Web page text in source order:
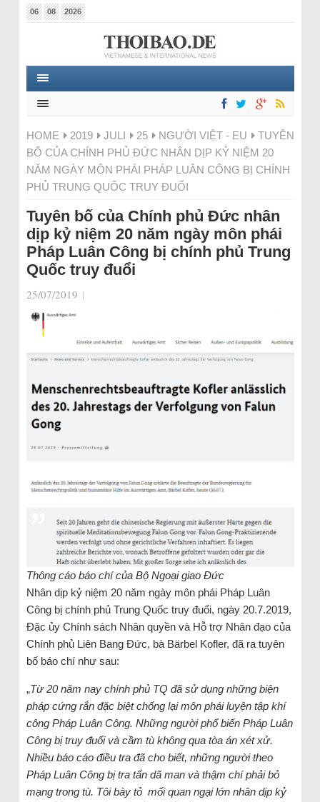
06 08 2026
HOME 2019 JULI 25 NGƯỜI VIỆT - EU
TUYÊN
BỐ CỦA CHÍNH PHỦ ĐỨC NHÂN DỊP KỶ NIỆM 20
NĂM NGÀY MÔN PHÁI PHÁP LUÂN CÔNG BỊ CHÍNH
PHỦ TRUNG QUỐC TRUY ĐUỔI
Tuyên bố của Chính phủ Đức nhân
dịp kỷ niệm 20 năm ngày môn phái
Pháp Luân Công bị chính phủ Trung
Quốc truy đuổi
25/07/2019 |
Thông cáo báo chí của Bộ Ngoại giao Đức
Nhân dịp kỷ niệm 20 năm ngày môn phái Pháp Luân
Công bị chính phủ Trung Quốc truy đuổi, ngày 20.7.2019,
Đặc ủy Chính sách Nhân quyền và Hỗ trợ Nhân đạo của
Chính phủ Liên Bang Đức, bà Bärbel Kofler, đã ra tuyên
bố báo chí như sau:
„Từ 20 năm nay chính phủ TQ đã sử dụng những biện
pháp cứng rắn đặc biệt chống lại môn phái luyện tập khí
công Pháp Luân Công. Những người phổ biến Pháp Luân
Công bị truy đuổi và cầm tù không qua tòa án xét xử.
Nhiều báo cáo điều tra đã cho biết, những người theo
Pháp Luân Công bị tra tấn dã man và thậm chí phải bỏ
mạng trong tù. Tôi bày tỏ mối quan ngại lớn nhân dịp kỷ